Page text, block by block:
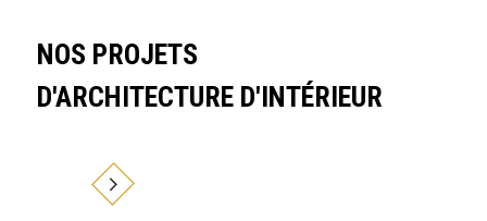
NOS PROJETS
D'ARCHITECTURE D'INTÉRIEUR